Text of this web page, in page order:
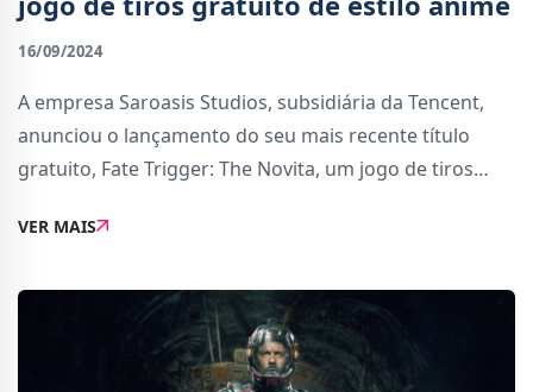
16/09/2024
A empresa Saroasis Studios, subsidiária da Tencent,
anunciou o lançamento do seu mais recente título
gratuito, Fate Trigger: The Novita, um jogo de tiros
jogo de tiros tático focado em estraté
VER MAIS